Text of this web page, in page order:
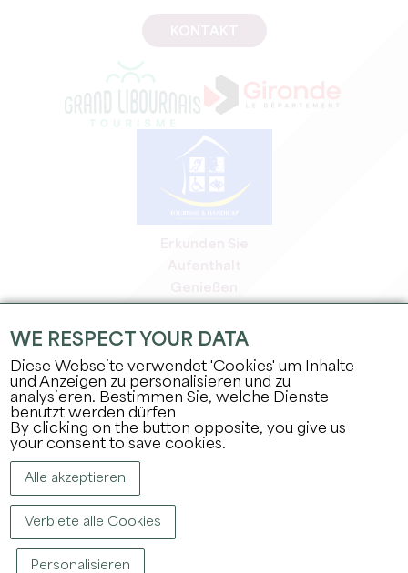
Profi-Bereich
Presse-Bereich
Jobs & Praktika
Rechtliche Informationen
Datenschutz
COPYRIGHT © 2026 BÜRO FÜR TOURISMUS DES GROSSEN SAINT-ÉMILIONNAIS
WE RESPECT YOUR DATA
Diese Webseite verwendet 'Cookies' um Inhalte
und Anzeigen zu personalisieren und zu
analysieren. Bestimmen Sie, welche Dienste
benutzt werden dürfen
By clicking on the button opposite, you give us
your consent to save cookies.
Alle akzeptieren
Verbiete alle Cookies
Personalisieren